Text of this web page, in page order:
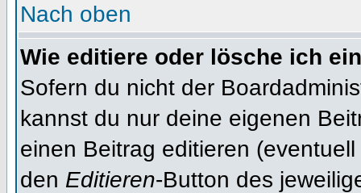
Nach oben
Wie editiere oder lösche ich
Sofern du nicht der
kannst du nur deine eigenen
einen Beitrag editieren
den Editieren-Button des